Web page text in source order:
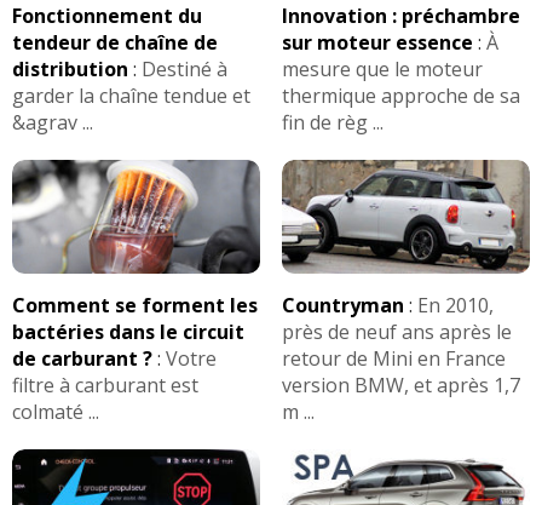
Fonctionnement du
tendeur de chaîne de
distribution : Destiné à
garder la chaîne tendue et
&agrav ...
Innovation : préchambre
sur moteur essence : À
mesure que le moteur
thermique approche de sa
fin de règ ...
Comment se forment les
bactéries dans le circuit
de carburant ?: Votre
filtre à carburant est
colmaté ...
Countryman : En 2010,
près de neuf ans après le
retour de Mini en France
version BMW, et après 1,7
m ...